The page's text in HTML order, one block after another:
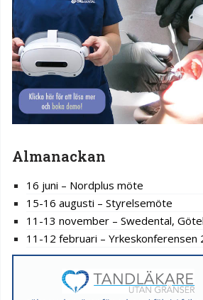
Almanackan
16 juni – Nordplus möte
15-16 augusti – Styrelsemöte
11-13 november – Swedental,
11-12 februari – Yrkeskonferensen